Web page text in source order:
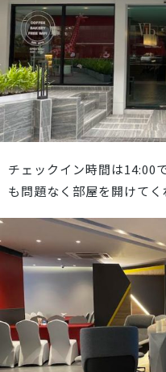
チェックイン時間は14:00
も問題なく部屋を開けてく